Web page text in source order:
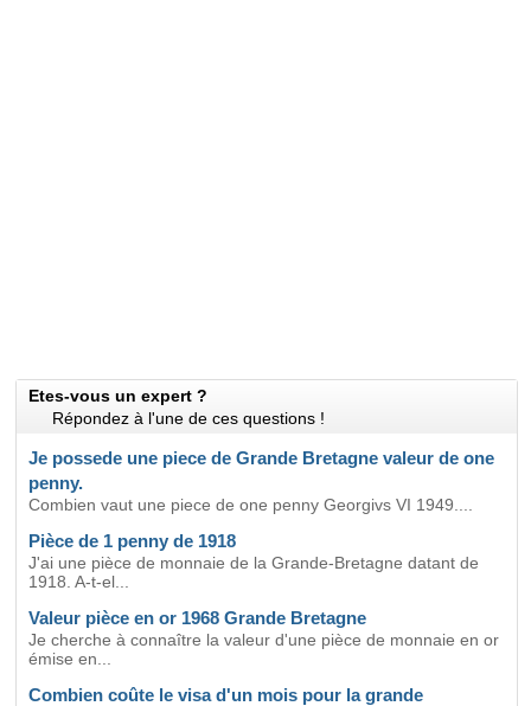
Etes-vous un expert ?
Répondez à l'une de ces questions !
Je possede une piece de Grande Bretagne valeur de one
penny.
Combien vaut une piece de one penny Georgivs VI 1949....
Pièce de 1 penny de 1918
J'ai une pièce de monnaie de la Grande-Bretagne datant de
1918. A-t-el...
Valeur pièce en or 1968 Grande Bretagne
Je cherche à connaître la valeur d'une pièce de monnaie en or
émise en...
Combien coûte le visa d'un mois pour la grande